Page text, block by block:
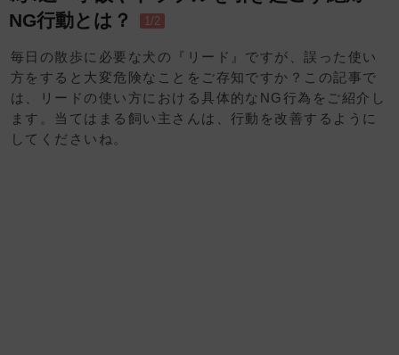
NG行動とは？
1/2
毎日の散歩に必要な犬の『リード』ですが、誤った使い
方をすると大変危険なことをご存知ですか？この記事で
は、リードの使い方における具体的なNG行為をご紹介し
ます。当てはまる飼い主さんは、行動を改善するように
してくださいね。